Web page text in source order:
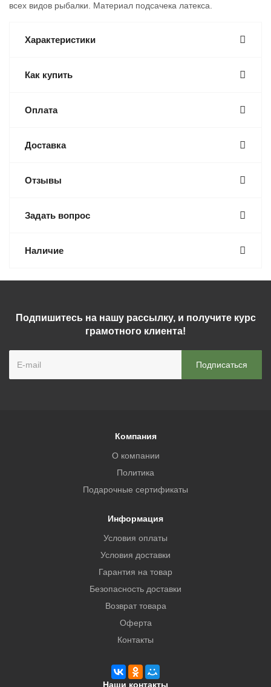
всех видов рыбалки. Материал подсачека латекса.
Характеристики
Как купить
Оплата
Доставка
Отзывы
Задать вопрос
Наличие
Подпишитесь на нашу рассылку, и получите курс
грамотного клиента!
Компания
О компании
Политика
Подарочные сертификаты
Информация
Условия оплаты
Условия доставки
Гарантия на товар
Безопасность доставки
Возврат товара
Оферта
Контакты
Наши контакты